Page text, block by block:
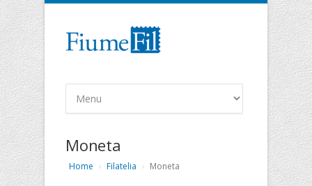
Moneta
Home Filatelia Moneta